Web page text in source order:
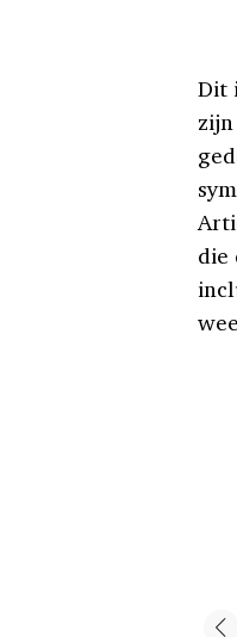
Dit
die